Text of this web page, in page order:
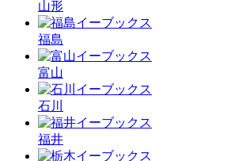
山形
福島
富山
石川
福井